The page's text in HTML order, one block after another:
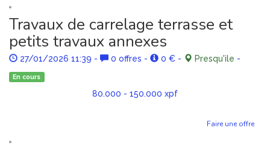
Travaux de carrelage terrasse et
petits travaux annexes
27/01/2026 11:39 - 0 offres - 0 € - Presqu'ile -
En cours
80.000 - 150.000 xpf
Faire une offre